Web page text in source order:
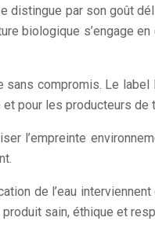
distingue par son goût
biologique s’engage
compromis. Le
pour les producteurs de
l’empreinte
de l’eau
sain, éthique et